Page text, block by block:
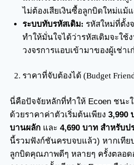
ไม่ต้องเสียเงินซื้อลูกบิดใหม่แม้
ระบบทับรหัสเดิม: รหัสใหม่ที่ตั้ง
ทำให้มั่นใจได้ว่ารหัสเดิมจะใช้
วงจรการแอบเข้ามาของผู้เช่า
ราคาที่จับต้องได้ (Budget
นี่คือปัจจัยหลักที่ทำให้ Ecoen ชนะใ
ด้วยราคาค่าตัวเริ่มต้นเพียง 3,990
บานผลัก และ 4,690 บาท สำหรับป
นี้รวมฟังก์ชันครบจบแล้ว) หากเทีย
ลูกบิดคุณภาพดีๆ หลายๆ ครั้งตลอด